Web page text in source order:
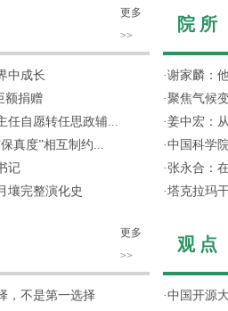
更多
>>
中成长
额捐赠
任自愿转任思政辅...
真度”相互制约...
记
壤完整演化史
更多
>>
，不是第一选择
院 所
·谢家麟：
·聚焦气候
·姜中宏：
·中国科学
·张永合：
·塔克拉玛
观 点
·中国开源